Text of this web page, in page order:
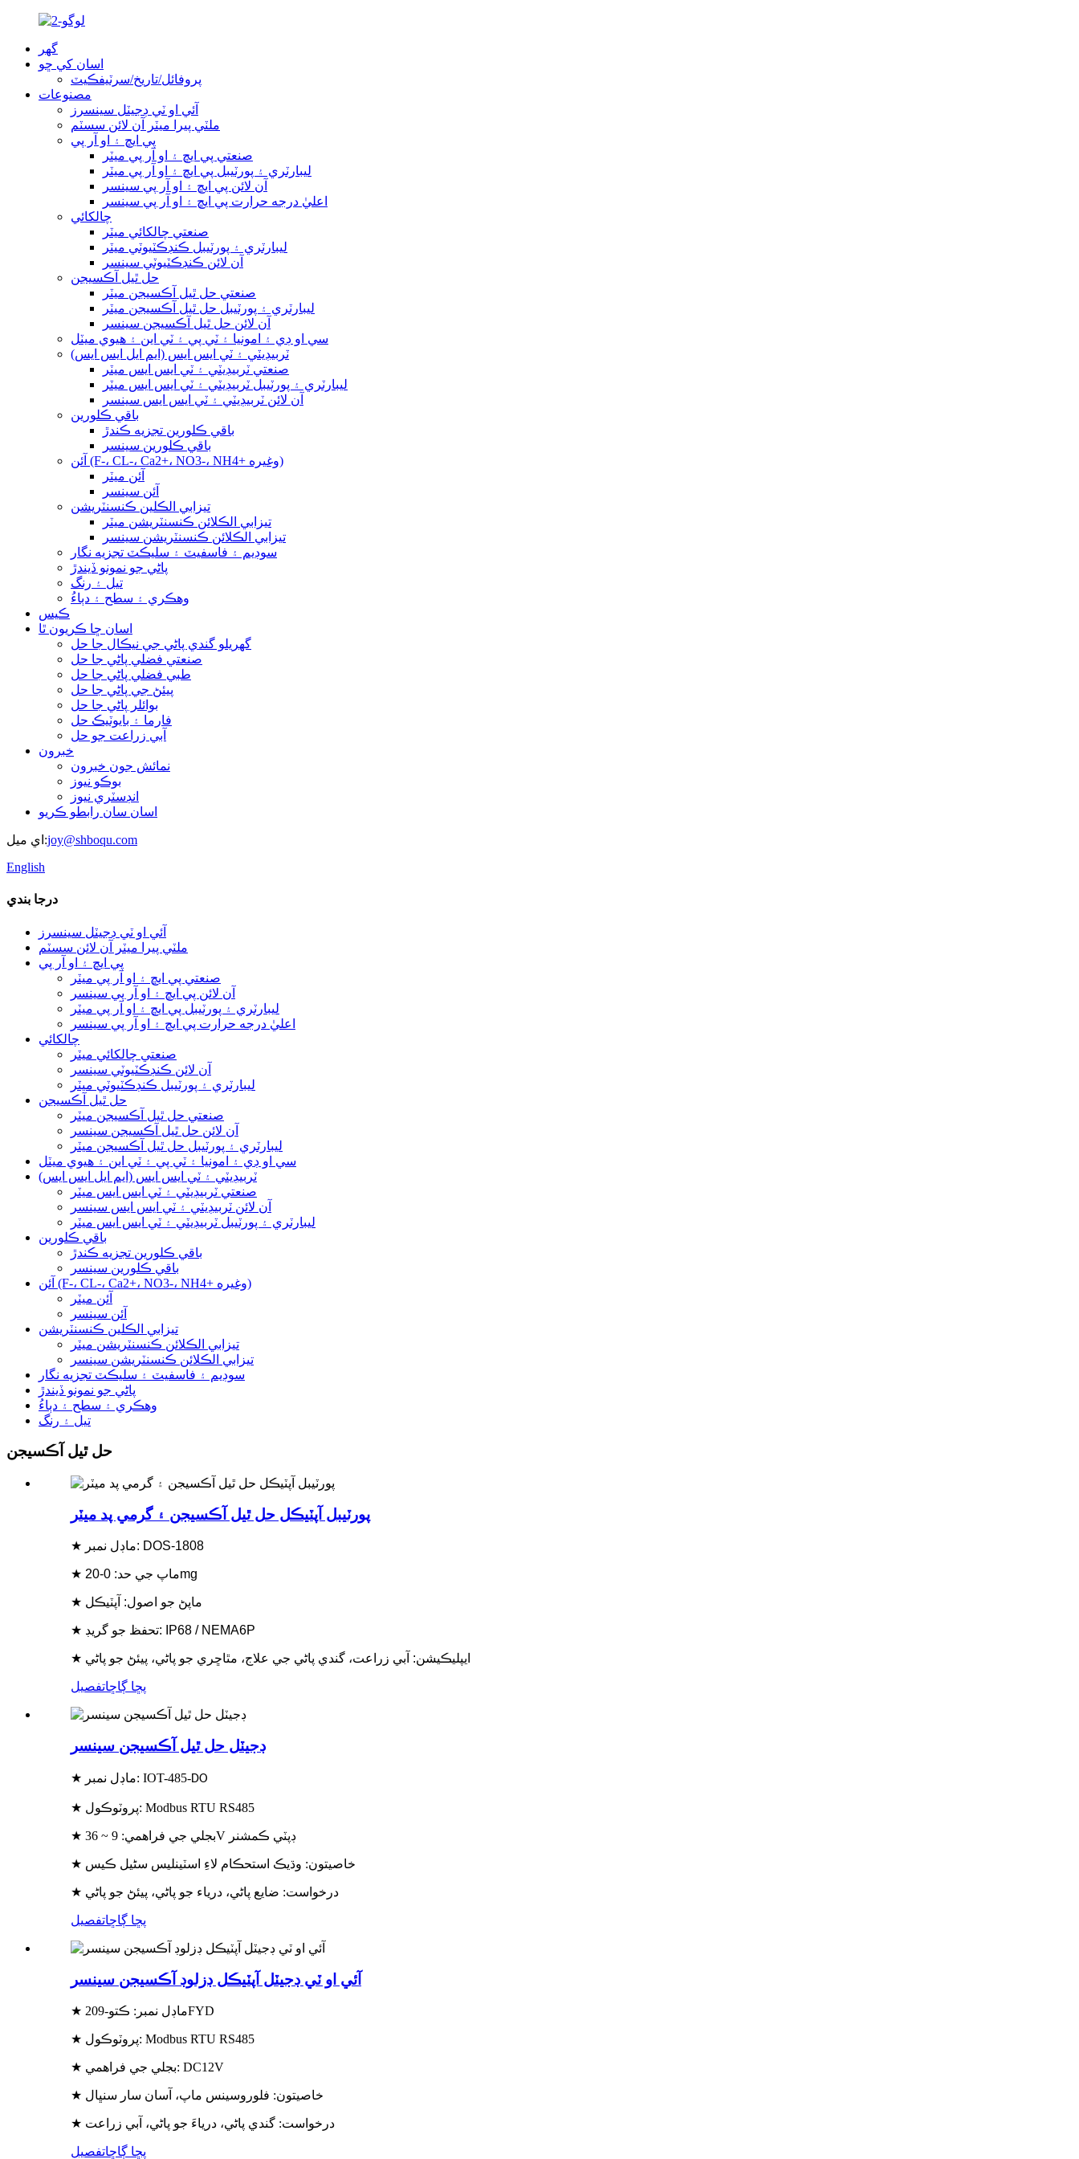
گھر
اسان کي ڇو
پروفائل/تاريخ/سرٽيفڪيٽ
مصنوعات
آئي او ٽي ڊجيٽل سينسرز
ملٽي پيرا ميٽر آن لائن سسٽم
پي ايڇ ۽ او آر پي
صنعتي پي ايڇ ۽ او آر پي ميٽر
ليبارٽري ۽ پورٽيبل پي ايڇ ۽ او آر پي ميٽر
آن لائن پي ايڇ ۽ او آر پي سينسر
اعليٰ درجه حرارت پي ايڇ ۽ او آر پي سينسر
چالکائي
صنعتي چالکائي ميٽر
ليبارٽري ۽ پورٽيبل ڪنڊڪٽيوٽي ميٽر
آن لائن ڪنڊڪٽيوٽي سينسر
حل ٿيل آڪسيجن
صنعتي حل ٿيل آڪسيجن ميٽر
ليبارٽري ۽ پورٽيبل حل ٿيل آڪسيجن ميٽر
آن لائن حل ٿيل آڪسيجن سينسر
سي او ڊي ۽ امونيا ۽ ٽي پي ۽ ٽي اين ۽ هيوي ميٽل
ٽربيڊيٽي ۽ ٽي ايس ايس (ايم ايل ايس ايس)
صنعتي ٽربيڊيٽي ۽ ٽي ايس ايس ميٽر
ليبارٽري ۽ پورٽيبل ٽربيڊيٽي ۽ ٽي ايس ايس ميٽر
آن لائن ٽربيڊيٽي ۽ ٽي ايس ايس سينسر
باقي ڪلورين
باقي ڪلورين تجزيه ڪندڙ
باقي ڪلورين سينسر
آئن (F-، CL-، Ca2+، NO3-، NH4+ وغيره)
آئن ميٽر
آئن سينسر
تيزابي الڪلين ڪنسنٽريشن
تيزابي الڪلائن ڪنسنٽريشن ميٽر
تيزابي الڪلائن ڪنسنٽريشن سينسر
سوڊيم ۽ فاسفيٽ ۽ سليڪٽ تجزيه نگار
پاڻي جو نمونو ڏيندڙ
تيل ۽ رنگ
وهڪري ۽ سطح ۽ دٻاءُ
ڪيس
اسان ڇا ڪريون ٿا
گهريلو گندي پاڻي جي نيڪال جا حل
صنعتي فضلي پاڻي جا حل
طبي فضلي پاڻي جا حل
پيئڻ جي پاڻي جا حل
بوائلر پاڻي جا حل
فارما ۽ بايوٽيڪ حل
آبي زراعت جو حل
خبرون
نمائش جون خبرون
بوڪو نيوز
انڊسٽري نيوز
اسان سان رابطو ڪريو
اي ميل:joy@shboqu.com
English
درجا بندي
آئي او ٽي ڊجيٽل سينسرز
ملٽي پيرا ميٽر آن لائن سسٽم
پي ايڇ ۽ او آر پي
صنعتي پي ايڇ ۽ او آر پي ميٽر
آن لائن پي ايڇ ۽ او آر پي سينسر
ليبارٽري ۽ پورٽيبل پي ايڇ ۽ او آر پي ميٽر
اعليٰ درجه حرارت پي ايڇ ۽ او آر پي سينسر
چالکائي
صنعتي چالکائي ميٽر
آن لائن ڪنڊڪٽيوٽي سينسر
ليبارٽري ۽ پورٽيبل ڪنڊڪٽيوٽي ميٽر
حل ٿيل آڪسيجن
صنعتي حل ٿيل آڪسيجن ميٽر
آن لائن حل ٿيل آڪسيجن سينسر
ليبارٽري ۽ پورٽيبل حل ٿيل آڪسيجن ميٽر
سي او ڊي ۽ امونيا ۽ ٽي پي ۽ ٽي اين ۽ هيوي ميٽل
ٽربيڊيٽي ۽ ٽي ايس ايس (ايم ايل ايس ايس)
صنعتي ٽربيڊيٽي ۽ ٽي ايس ايس ميٽر
آن لائن ٽربيڊيٽي ۽ ٽي ايس ايس سينسر
ليبارٽري ۽ پورٽيبل ٽربيڊيٽي ۽ ٽي ايس ايس ميٽر
باقي ڪلورين
باقي ڪلورين تجزيه ڪندڙ
باقي ڪلورين سينسر
آئن (F-، CL-، Ca2+، NO3-، NH4+ وغيره)
آئن ميٽر
آئن سينسر
تيزابي الڪلين ڪنسنٽريشن
تيزابي الڪلائن ڪنسنٽريشن ميٽر
تيزابي الڪلائن ڪنسنٽريشن سينسر
سوڊيم ۽ فاسفيٽ ۽ سليڪٽ تجزيه نگار
پاڻي جو نمونو ڏيندڙ
وهڪري ۽ سطح ۽ دٻاءُ
تيل ۽ رنگ
حل ٿيل آڪسيجن
پورٽيبل آپٽيڪل حل ٿيل آڪسيجن ۽ گرمي پد ميٽر
★ ماڊل نمبر: DOS-1808
★ ماپ جي حد: 0-20mg
★ ماپڻ جو اصول: آپٽيڪل
★ تحفظ جو گريڊ: IP68 / NEMA6P
★ ايپليڪيشن: آبي زراعت، گندي پاڻي جي علاج، مٿاڇري جو پاڻي، پيئڻ جو پاڻي
پڇا ڳاڇاتفصيل
ڊجيٽل حل ٿيل آڪسيجن سينسر
★ ماڊل نمبر: IOT-485-DO
★ پروٽوڪول: Modbus RTU RS485
★ بجلي جي فراهمي: 9 ~ 36V ڊپٽي ڪمشنر
★ خاصيتون: وڌيڪ استحڪام لاءِ اسٽينلیس سٹیل ڪيس
★ درخواست: ضايع پاڻي، درياء جو پاڻي، پيئڻ جو پاڻي
پڇا ڳاڇاتفصيل
آئي او ٽي ڊجيٽل آپٽيڪل ڊزلوڊ آڪسيجن سينسر
★ ماڊل نمبر: ڪتو-209FYD
★ پروٽوڪول: Modbus RTU RS485
★ بجلي جي فراهمي: DC12V
★ خاصيتون: فلوروسينس ماپ، آسان سار سنڀال
★ درخواست: گندي پاڻي، درياءَ جو پاڻي، آبي زراعت
پڇا ڳاڇاتفصيل